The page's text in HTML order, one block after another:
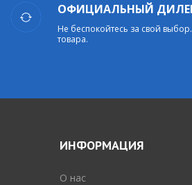
ОФИЦИАЛЬНЫЙ
Не беспокойтесь за свой
товара.
ИНФОРМАЦИЯ
O нас